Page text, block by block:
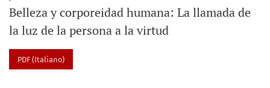
Belleza y corporeidad humana: La llamada de
la luz de la persona a la virtud
PDF (Italiano)